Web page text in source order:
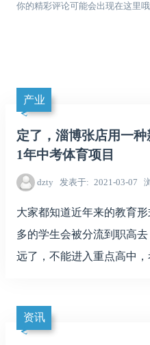
你的精彩评论可能会出现在这里哦
产业
定了，淄博张店用一
1年中考体育项目
dzty 发表于 2021-03-07
大家都知道近年来的教育
多的学生会被分流到职高
远了，不能进入重点高中
资讯